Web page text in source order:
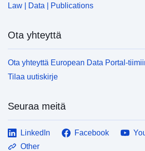
Law | Data | Publications
Ota yhteyttä
Ota yhteyttä European Data Portal-
Tilaa uutiskirje
Seuraa meitä
LinkedIn Facebook
Other